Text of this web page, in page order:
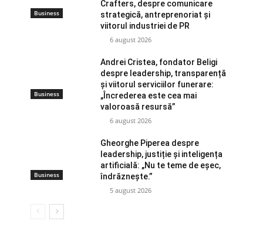
Business
Crafters, despre comunicare
strategică, antreprenoriat și
viitorul industriei de PR
6 august 2026
Business
Andrei Cristea, fondator Beligi
despre leadership, transparență
și viitorul serviciilor funerare:
„Încrederea este cea mai
valoroasă resursă”
6 august 2026
Business
Gheorghe Piperea despre
leadership, justiție și inteligența
artificială: „Nu te teme de eșec,
îndrăznește.”
5 august 2026